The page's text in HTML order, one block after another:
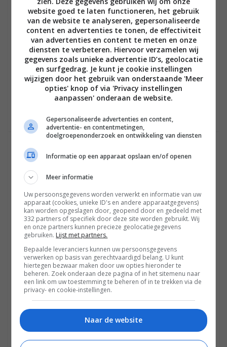
CHVO
04 FEBRUARI 2021 OM 21:07
Sony oled a89 tv
Orange digitale tv (Vlaanderen)
0
05 FEBRUARI 2021 OM 18:24
Probeer het anders eens via HDMI-CEC:
bravia-sync-easy-link-etc/
Mocht het niet direct lukken kijk dan ook even hier:
https://helpguide.sony.net/tv/haep1/v1/en/04-07.html
Kopieer even de url's...linken werkt nog niet goed in
deze rubriek.
0
website goed te laten functioneren, het gebruik
van de website te analyseren, gepersonaliseerde
content en advertenties te tonen, de effectiviteit
van advertenties en content te meten en onze
diensten te verbeteren. Hiervoor verzamelen wij
gegevens zoals unieke advertentie ID’s, geolocatie
en surfgedrag. Je kunt je cookie instellingen
wijzigen door het gebruik van onderstaande 'Meer
opties' knop of via 'Privacy instellingen
aanpassen' onderaan de website.
Gepersonaliseerde advertenties en content,
advertentie- en contentmetingen,
doelgroepenonderzoek en ontwikkeling van diensten
Informatie op een apparaat opslaan en/of openen
Meer informatie
Uw persoonsgegevens worden verwerkt en informatie van uw
apparaat (cookies, unieke ID's en andere apparaatgegevens)
kan worden opgeslagen door, geopend door en gedeeld met
332 partners of specifiek door deze site worden gebruikt. Wij
en onze partners kunnen precieze geolocatiegegevens
gebruiken. Lijst met partners.
Bepaalde leveranciers kunnen uw persoonsgegevens
verwerken op basis van gerechtvaardigd belang. U kunt
hiertegen bezwaar maken door uw opties hieronder te
beheren. Zoek onderaan deze pagina of in het sitemenu naar
een link om uw toestemming te beheren of in te trekken via de
privacy- en cookie-instellingen.
Naar de website